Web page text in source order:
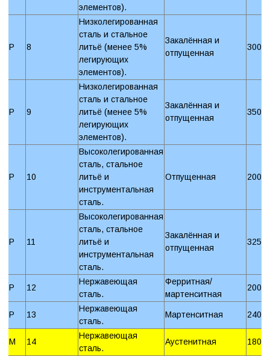
элементов).
P 8
Низколегированная
сталь и стальное
литьё (менее 5%
легирующих
элементов).
Закалённая и
отпущенная
300
P 9
Низколегированная
сталь и стальное
литьё (менее 5%
легирующих
элементов).
Закалённая и
отпущенная
350
P 10
Высоколегированная
сталь, стальное
литьё и
инструментальная
сталь.
Отпущенная 200
P 11
Высоколегированная
сталь, стальное
литьё и
инструментальная
сталь.
Закалённая и
отпущенная
325
P 12
Нержавеющая
сталь.
Ферритная/
мартенситная
200
P 13
Нержавеющая
сталь.
Мартенситная 240
M 14
Нержавеющая
сталь.
Аустенитная 180